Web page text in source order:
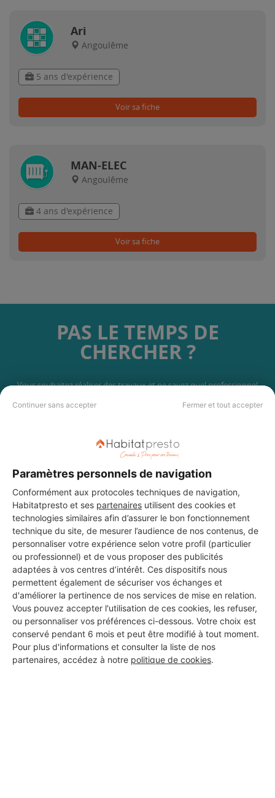
Continuer sans accepter Fermer et tout accepter
Paramètres personnels de navigation
Conformément aux protocoles techniques de navigation,
Habitatpresto et ses partenaires utilisent des cookies et
technologies similaires afin d’assurer le bon fonctionnement
technique du site, de mesurer l’audience de nos contenus, de
personnaliser votre expérience selon votre profil (particulier
ou professionnel) et de vous proposer des publicités
adaptées à vos centres d’intérêt. Ces dispositifs nous
permettent également de sécuriser vos échanges et
d'améliorer la pertinence de nos services de mise en relation.
Vous pouvez accepter l'utilisation de ces cookies, les refuser,
ou personnaliser vos préférences ci-dessous. Votre choix est
conservé pendant 6 mois et peut être modifié à tout moment.
Pour plus d'informations et consulter la liste de nos
partenaires, accédez à notre politique de cookies.
Ari
Angoulême
5 ans d'expérience
Voir sa fiche
MAN-ELEC
Angoulême
4 ans d'expérience
Voir sa fiche
PAS LE TEMPS DE
CHERCHER ?
Vous souhaitez réaliser des travaux et ne savez quel professionnel
professionnels partout en France.
DEMANDER UN DEVIS